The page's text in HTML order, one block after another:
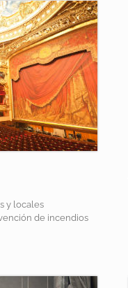
y locales
de incendios